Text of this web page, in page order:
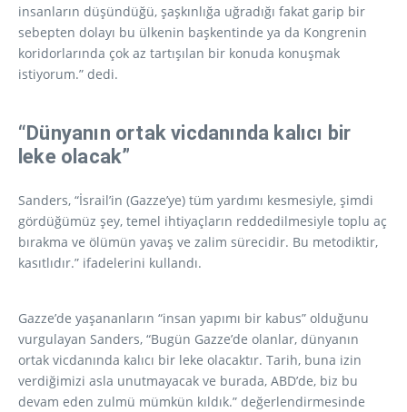
insanların düşündüğü, şaşkınlığa uğradığı fakat garip bir
sebepten dolayı bu ülkenin başkentinde ya da Kongrenin
koridorlarında çok az tartışılan bir konuda konuşmak
istiyorum.” dedi.
“Dünyanın ortak vicdanında kalıcı bir
leke olacak”
Sanders, “İsrail’in (Gazze’ye) tüm yardımı kesmesiyle, şimdi
gördüğümüz şey, temel ihtiyaçların reddedilmesiyle toplu aç
bırakma ve ölümün yavaş ve zalim sürecidir. Bu metodiktir,
kasıtlıdır.” ifadelerini kullandı.
Gazze’de yaşananların “insan yapımı bir kabus” olduğunu
vurgulayan Sanders, “Bugün Gazze’de olanlar, dünyanın
ortak vicdanında kalıcı bir leke olacaktır. Tarih, buna izin
verdiğimizi asla unutmayacak ve burada, ABD’de, biz bu
devam eden zulmü mümkün kıldık.” değerlendirmesinde